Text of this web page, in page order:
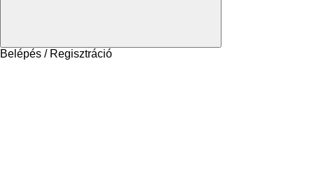
Belépés / Regisztráció